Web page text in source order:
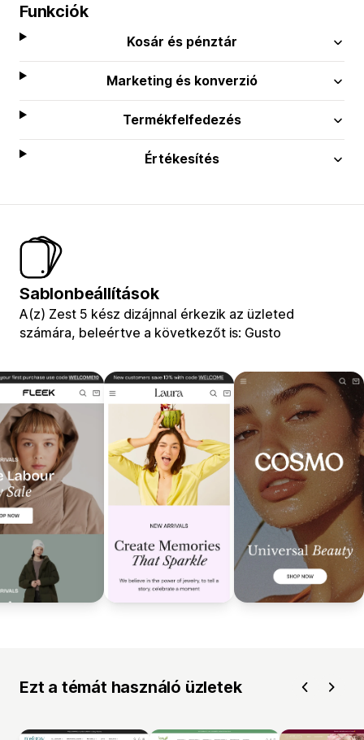
Funkciók
Kosár és pénztár
Marketing és konverzió
Termékfelfedezés
Értékesítés
Sablonbeállítások
A(z) Zest 5 kész dizájnnal érkezik az üzleted
számára, beleértve a következőt is: Gusto
Ezt a témát használó üzletek